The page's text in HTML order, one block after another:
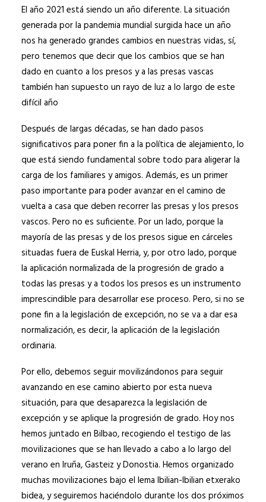
El año 2021 está siendo un año diferente. La situación
generada por la pandemia mundial surgida hace un año
nos ha generado grandes cambios en nuestras vidas, sí,
pero tenemos que decir que los cambios que se han
dado en cuanto a los presos y a las presas vascas
también han supuesto un rayo de luz a lo largo de este
difícil año
Después de largas décadas, se han dado pasos
significativos para poner fin a la política de alejamiento, lo
que está siendo fundamental sobre todo para aligerar la
carga de los familiares y amigos. Además, es un primer
paso importante para poder avanzar en el camino de
vuelta a casa que deben recorrer las presas y los presos
vascos. Pero no es suficiente. Por un lado, porque la
mayoría de las presas y de los presos sigue en cárceles
situadas fuera de Euskal Herria, y, por otro lado, porque
la aplicación normalizada de la progresión de grado a
todas las presas y a todos los presos es un instrumento
imprescindible para desarrollar ese proceso. Pero, si no se
pone fin a la legislación de excepción, no se va a dar esa
normalización, es decir, la aplicación de la legislación
ordinaria.
Por ello, debemos seguir movilizándonos para seguir
avanzando en ese camino abierto por esta nueva
situación, para que desaparezca la legislación de
excepción y se aplique la progresión de grado. Hoy nos
hemos juntado en Bilbao, recogiendo el testigo de las
movilizaciones que se han llevado a cabo a lo largo del
verano en Iruña, Gasteiz y Donostia. Hemos organizado
muchas movilizaciones bajo el lema Ibilian-Ibilian etxerako
bidea, y seguiremos haciéndolo durante los dos próximos